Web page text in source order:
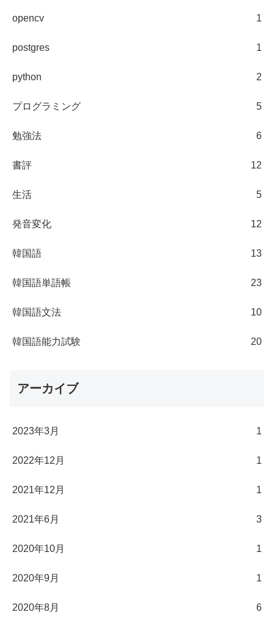
opencv 1
postgres 1
python 2
プログラミング 5
勉強法 6
書評 12
生活 5
発音変化 12
韓国語 13
韓国語単語帳 23
韓国語文法 10
韓国語能力試験 20
アーカイブ
2023年3月 1
2022年12月 1
2021年12月 1
2021年6月 3
2020年10月 1
2020年9月 1
2020年8月 6